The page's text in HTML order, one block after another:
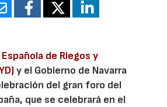
de Riegos y
y el Gobierno de Navarra
del gran foro del
que se celebrará en el